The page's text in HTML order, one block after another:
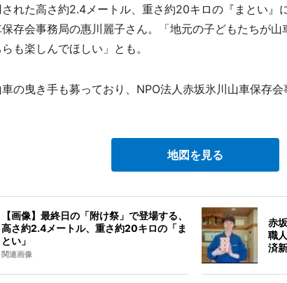
れた高さ約2.4メートル、重さ約20キロの『まとい』
存会事務局の惠川麗子さん。「地元の子どもたちが
も楽しんでほしい」とも。
の曳き手も募っており、NPO法人赤坂氷川山車保存会
地図を見る
【画像】最終日の「附け祭」で登場する、
高さ約2.4メートル、重さ約20キロの「ま
とい」
関連画像
赤
職
済